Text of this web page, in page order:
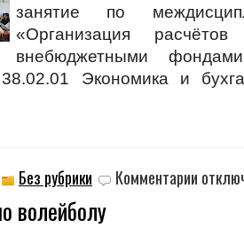
занятие по
«Организация
внебюджетными
Экономика и
Без рубрики Комментарии записи
волейболу